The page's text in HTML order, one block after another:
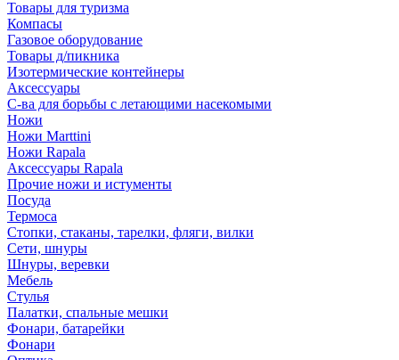
Товары для туризма
Компасы
Газовое оборудование
Товары д/пикника
Изотермические контейнеры
Аксессуары
С-ва для борьбы с летающими насекомыми
Ножи
Ножи Marttini
Ножи Rapala
Аксессуары Rapala
Прочие ножи и истументы
Посуда
Термоса
Стопки, стаканы, тарелки, фляги, вилки
Сети, шнуры
Шнуры, веревки
Мебель
Стулья
Палатки, спальные мешки
Фонари, батарейки
Фонари